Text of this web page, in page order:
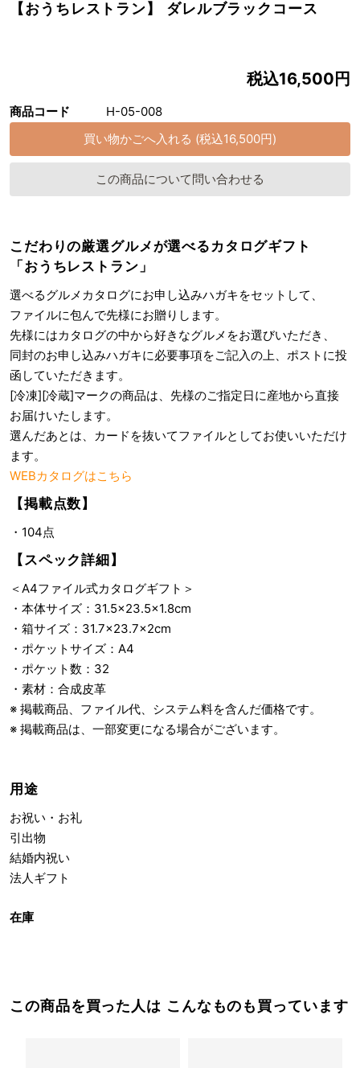
【おうちレストラン】 ダレルブラックコース
税込16,500円
商品コード H-05-008
在庫
この商品について問い合わせる
こだわりの厳選グルメが選べるカタログギフト
「おうちレストラン」
選べるグルメカタログにお申し込みハガキをセットして、
ファイルに包んで先様にお贈りします。
先様にはカタログの中から好きなグルメをお選びいただき、
同封のお申し込みハガキに必要事項をご記入の上、ポストに投
函していただきます。
[冷凍][冷蔵]マークの商品は、先様のご指定日に産地から直接
お届けいたします。
選んだあとは、カードを抜いてファイルとしてお使いいただけ
ます。
WEBカタログはこちら
【掲載点数】
・104点
【スペック詳細】
＜A4ファイル式カタログギフト＞
・本体サイズ：31.5×23.5×1.8cm
・箱サイズ：31.7×23.7×2cm
・ポケットサイズ：A4
・ポケット数：32
・素材：合成皮革
※ 掲載商品、ファイル代、システム料を含んだ価格です。
※ 掲載商品は、一部変更になる場合がございます。
用途
お祝い・お礼
引出物
結婚内祝い
法人ギフト
この商品を買った人は こんなものも買っています